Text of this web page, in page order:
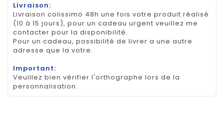
Livraison:
Livraison colissimo 48h une fois votre produit réalisé
(10 à 15 jours), pour un cadeau urgent veuillez me
contacter pour la disponibilité.
Pour un cadeau, possibilité de livrer a une autre
adresse que la votre.
Important:
Veuillez bien vérifier l'orthographe lors de la
personnalisation.